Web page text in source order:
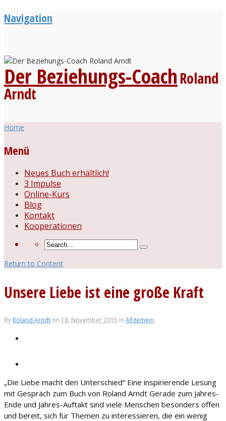
Navigation
Der Beziehungs-Coach Roland
Arndt
Home
Menü
Neues Buch erhältlich!
3 Impulse
Online-Kurs
Blog
Kontakt
Kooperationen
Return to Content
Unsere Liebe ist eine große Kraft
By Roland Arndt on 18. November 2015 in Allgemein
„Die Liebe macht den Unterschied“ Eine inspirierende Lesung
mit Gespräch zum Buch von Roland Arndt Gerade zum Jahres-
Ende und Jahres-Auftakt sind viele Menschen besonders offen
und bereit, sich für Themen zu interessieren, die ein wenig